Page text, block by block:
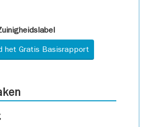
het Gratis Basisrapport